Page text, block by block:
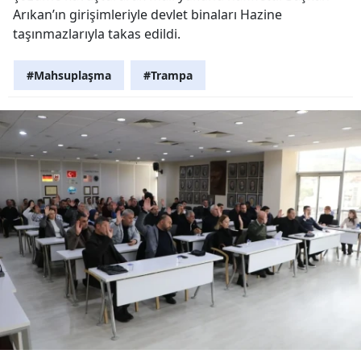
Arıkan’ın girişimleriyle devlet binaları Hazine
taşınmazlarıyla takas edildi.
#Mahsuplaşma #Trampa